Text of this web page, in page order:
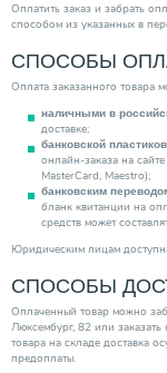
Оплатить заказ и забрать
способом из указанных в
СПОСОБЫ
Оплата заказанного товара
наличными в
доставке;
банковской
онлайн-заказа на
MasterCard, Maestro);
банковским
бланк квитанции на
средств может
Юридическим лицам
СПОСОБЫ
Оплаченный товар можно
Люксембург, 82 или
товара на складе доставка
предоплаты.